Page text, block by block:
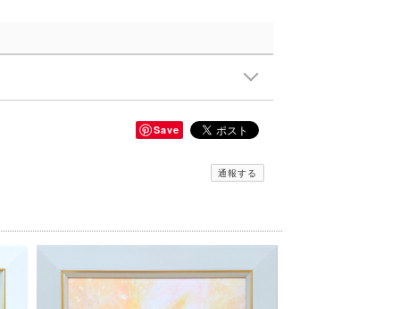
Save
通報する